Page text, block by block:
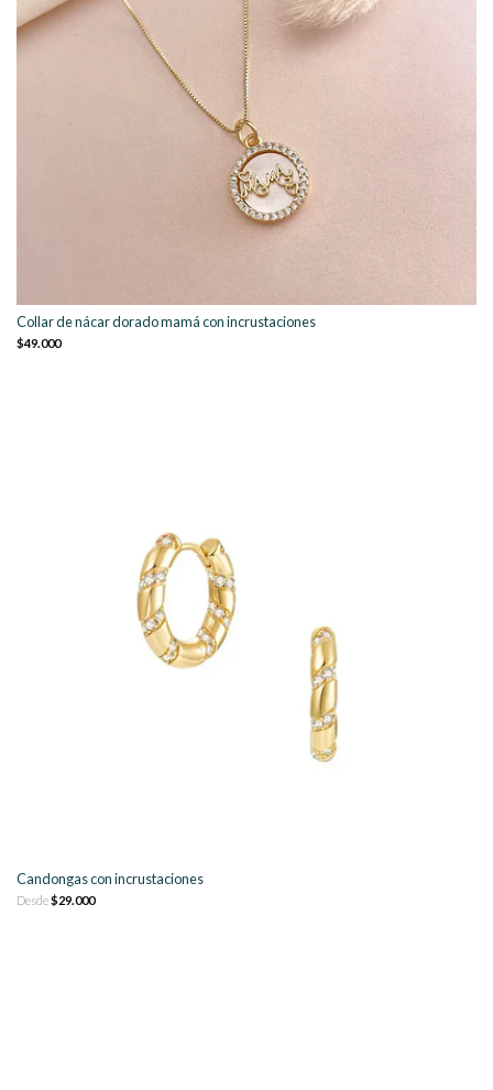
Collar de nácar dorado mamá con incrustaciones
$49.000
Candongas con incrustaciones
Desde$29.000